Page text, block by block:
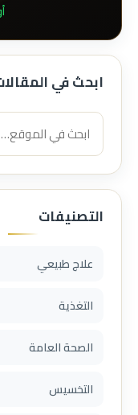
ابحث في
التصنيفات
علاج طبيعي
التغذية
الصحة العامة
التخسيس